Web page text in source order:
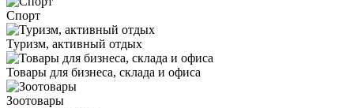
Спорт
Туризм, активный отдых
Товары для бизнеса, склада и офиса
Зоотовары